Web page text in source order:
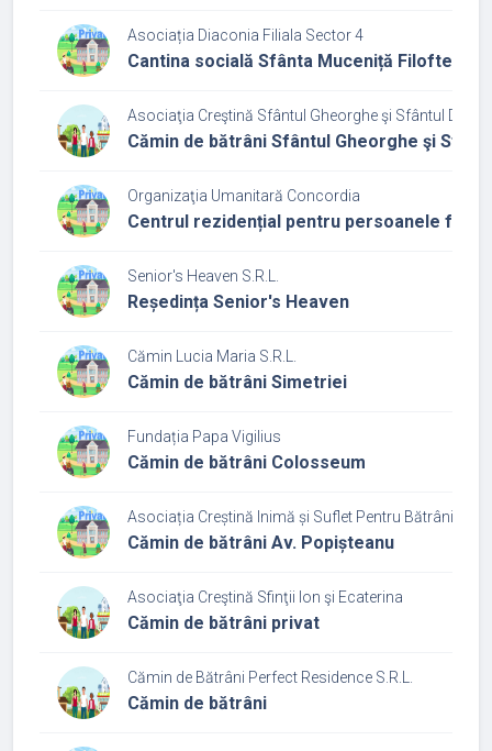
Asociația Diaconia Filiala Sector 4
Cantina socială Sfânta Muceniță Filofteia
Asociaţia Creştină Sfântul Gheorghe şi Sfântul
Cămin de bătrâni Sfântul Gheorghe şi
Organizaţia Umanitară Concordia
Centrul rezidențial pentru persoanele fără
Senior's Heaven S.R.L.
Reședința Senior's Heaven
Cămin Lucia Maria S.R.L.
Cămin de bătrâni Simetriei
Fundația Papa Vigilius
Cămin de bătrâni Colosseum
Asociația Creștină Inimă și Suflet Pentru Bătrâni
Cămin de bătrâni Av. Popișteanu
Asociaţia Creştină Sfinţii Ion şi Ecaterina
Cămin de bătrâni privat
Cămin de Bătrâni Perfect Residence S.R.L.
Cămin de bătrâni